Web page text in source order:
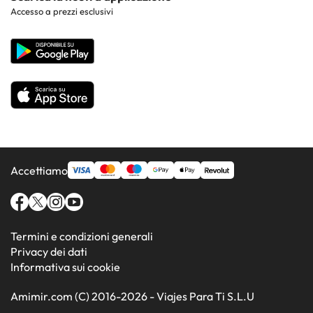
Costa de la Luz
Hotel nelle regioni più popolari
Tutti gli hotel
Sito corporate
Accesso a prezzi esclusivi
Accettiamo
Termini e condizioni generali
Privacy dei dati
Informativa sui cookie
Amimir.com (C) 2016-2026 - Viajes Para Ti S.L.U